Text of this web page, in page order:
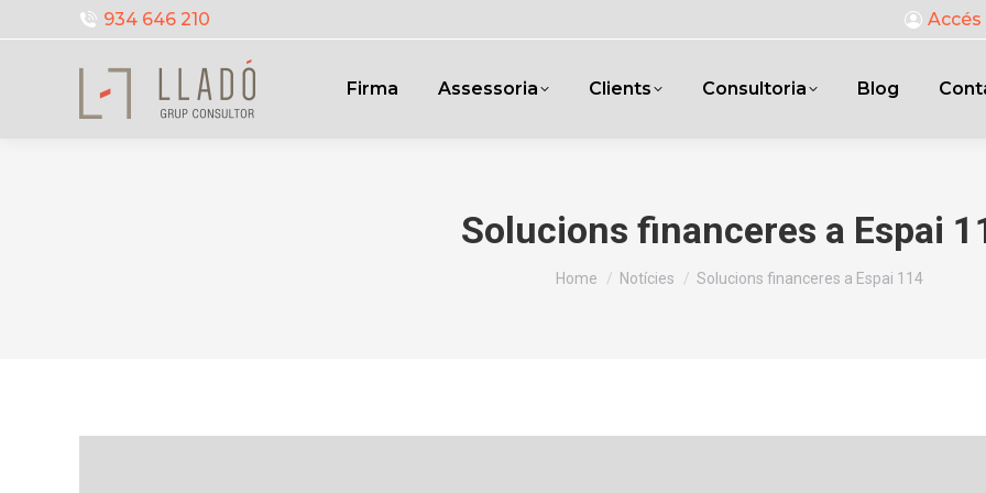
934 646 210
Firma Assessoria Clients Consultoria Blog
Solucions financeres a Espai
You are here:
Home Notícies Solucions financeres a Espai 114